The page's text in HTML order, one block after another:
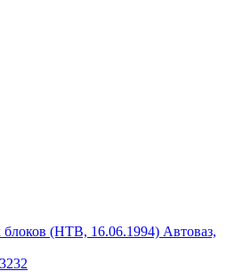
(НТВ, 16.06.1994) Автоваз,
3232